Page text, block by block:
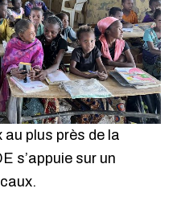
au plus près de la
s’appuie sur un